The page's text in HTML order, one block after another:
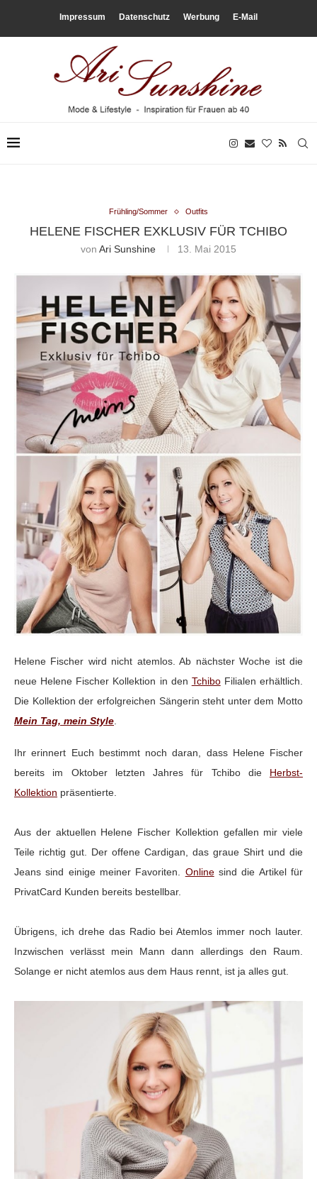
Impressum Datenschutz Werbung E-Mail
Frühling/Sommer Outfits
HELENE FISCHER EXKLUSIV FÜR TCHIBO
von Ari Sunshine 13. Mai 2015
Helene Fischer wird nicht atemlos. Ab nächster Woche ist die
neue Helene Fischer Kollektion in den TchiboFilialen erhältlich.
Die Kollektion der erfolgreichen Sängerin steht unter dem Motto
Mein Tag, mein Style
Ihr erinnert Euch bestimmt noch daran, dass Helene Fischer
bereits im Oktober letzten Jahres für Tchibo die Herbst-
Kollektion präsentierte.
Aus der aktuellen Helene Fischer Kollektion gefallen mir viele
Teile richtig gut. Der offene Cardigan, das graue Shirt und die
Jeans sind einige meiner Favoriten. Onlinesind die Artikel für
PrivatCard Kunden bereits bestellbar.
Übrigens, ich drehe das Radio bei Atemlos immer noch lauter.
Inzwischen verlässt mein Mann dann allerdings den Raum.
Solange er nicht atemlos aus dem Haus rennt, ist ja alles gut.